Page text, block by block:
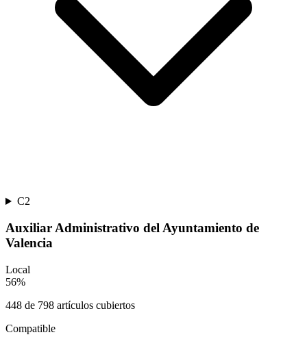
C2
Auxiliar Administrativo del Ayuntamiento de
Valencia
Local
56%
448 de 798 artículos cubiertos
Compatible